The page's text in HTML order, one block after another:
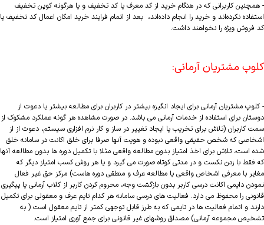
- همچنین کاربرانی که در هنگام خرید از کد معرف یا کد تخفیف و یا هرگونه کوپن تخفیف
استفاده نکرده‌اند و خرید را انجام داده‌اند، بعد از اتمام فرایند خرید امکان اعمال کد تخفیف یا
کد فروش ویژه را نخواهند داشت.
کلوپ مشتریان آرمانی:
- کلوپ مشتریان آرمانی برای ایجاد انگیزه بیشتر در کاربران برای مطالعه بیشتر یا دعوت از
دوستان برای استفاده از خدمات آرمانی می باشد. در صورت مشاهده هر گونه عملکرد مشکوک از
سمت کاربران (تلاش برای تخریب یا ایجاد تغییر در ساز و کار نرم افزاری سیستم، دعوت از از
اشخاصی که شخص حقیقی واقعی نبوده و هویت آنها صرفا برای خلق اکانت در سامانه خلق
شده است، تلاش برای اخذ امتیاز بدون مطالعه واقعی مثلا با تکمیل دوره ها بدون مطالعه آنها
که فقط با زدن نکست و در مدتی کوتاه صورت می گیرد و یا هر روش کسب امتیاز دیگر که
مغایر با معرفی اشخاص واقعی یا مطالعه عرف و منطقی دوره هاست) مرکز حق غیر فعال
نمودن دایمی اکانت درسی کاربر بدون بازگشت وجه، محروم کردن کاربر از کلاب آرمانی یا پیگیری
قانونی را محفوظ می دارد. فعالیت های درسی سامانه هر کدام تایم عرف و معقولی برای تکمیل
دارند و اتمام فعالیت ها در تایمی که به طرز قابل توجهی کمتر از تایم معقول است ( به
تشخیص مجموعه آرمانی) مصداق روشهای غیر قانونی برای جمع آوری امتیاز است.